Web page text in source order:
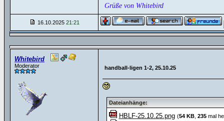
Grüße von Whitebird
16.10.2025 21:21
Whitebird
Moderator handball-ligen 1-2, 25.10.25
Dateianhänge:
HBLF-25.10.25.png (54 KB, 235mal